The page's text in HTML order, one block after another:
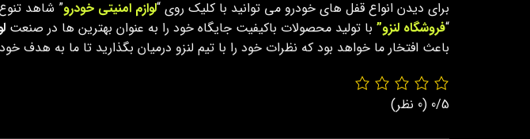
برای دیدن انواع قفل های خودرو می توانید با کلیک روی “لوازم امنیتی خودرو” شاهد
“فروشگاه لنزو” با تولید محصولات باکیفیت جایگاه خود را به عنوان بهترین ها در صنعت
باعث افتخار ما خواهد بود که نظرات خود را با تیم لنزو درمیان بگذارید تا ما به
0/5 (0 نظر)